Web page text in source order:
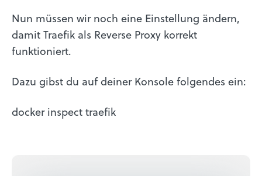
Nun müssen wir noch eine Einstellung ändern,
damit Traefik als Reverse Proxy korrekt
funktioniert.
Dazu gibst du auf deiner Konsole folgendes ein:
docker inspect traefik